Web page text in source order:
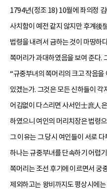
1794년(정조 18) 10월에 좌의정
사치함이 예전 같지 않지만 후계後
법령을 내려서 금하는 것이 마땅하
쪽머리가 과대하였음을 보여 준다.
“규중부녀의 쪽머리의 크고 작음을
있겠는가. 그것은 모든 신하들이
어김없이 다스리면 사서인士庶人
하였으니 여인의 머리치장은 법령
그 이유는 그 당시 여인들이 서로
하나는 규중부녀를 단속하기 어렵
쪽머리는 조선 후기에 이르면서 궁
제외하고는 왕비까지도 평상시에